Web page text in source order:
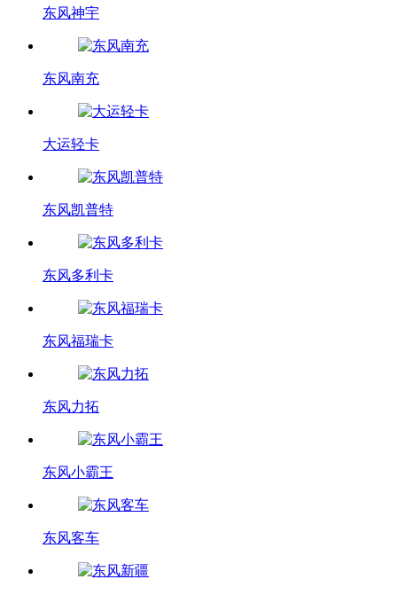
东风神宇
东风南充
大运轻卡
东风凯普特
东风多利卡
东风福瑞卡
东风力拓
东风小霸王
东风客车